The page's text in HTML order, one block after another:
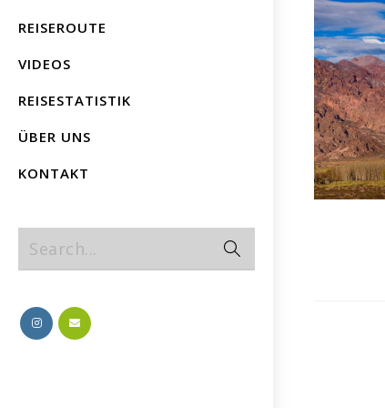
REISEROUTE
VIDEOS
REISESTATISTIK
ÜBER UNS
KONTAKT
Search...